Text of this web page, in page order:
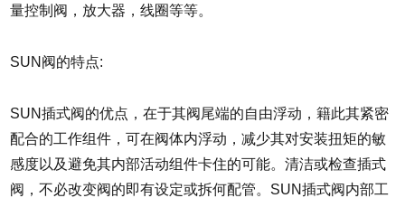
量控制阀，放大器，线圈等等。
SUN阀的特点:
SUN插式阀的优点，在于其阀尾端的自由浮动，籍此其紧密
配合的工作组件，可在阀体内浮动，减少其对安装扭矩的敏
感度以及避免其内部活动组件卡住的可能。清洁或检查插式
阀，不必改变阀的即有设定或拆何配管。SUN插式阀内部工